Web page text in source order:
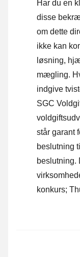
Har du en
disse
om dette
ikke kan
løsning,
mægling.
indgive
SGC
står garant
beslutning
beslutning.
konkurs;